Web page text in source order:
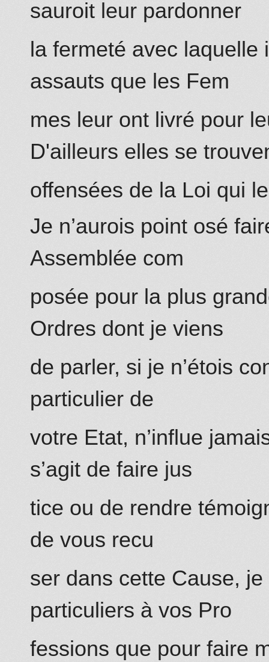
sauroit leur pardonner
la fermeté avec laquelle
assauts que les Fem
mes leur ont livré pour
D'ailleurs elles se
offensées de la Loi qui
Je n’aurois point osé
Assemblée com
posée pour la plus
Ordres dont je viens
de parler, si je n’étois
particulier de
votre Etat, n’influe
s’agit de faire jus
tice ou de rendre
de vous recu
ser dans cette Cause,
particuliers à vos Pro
fessions que pour faire